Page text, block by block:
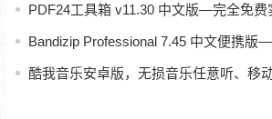
PDF24工具箱 v11.30 中文版—完全免费
Bandizip Professional 7.45 中文便携版
酷我音乐安卓版，无损音乐任意听、移